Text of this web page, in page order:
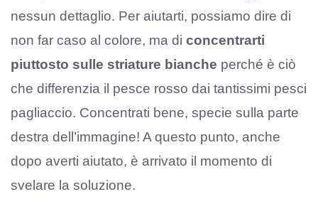
nessun dettaglio. Per aiutarti, possiamo dire di
non far caso al colore, ma di concentrarti
piuttosto sulle striature bianche perché è ciò
che differenzia il pesce rosso dai tantissimi pesci
pagliaccio. Concentrati bene, specie sulla parte
destra dell’immagine! A questo punto, anche
dopo averti aiutato, è arrivato il momento di
svelare la soluzione.